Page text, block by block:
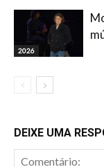
2026
DEIXE UMA